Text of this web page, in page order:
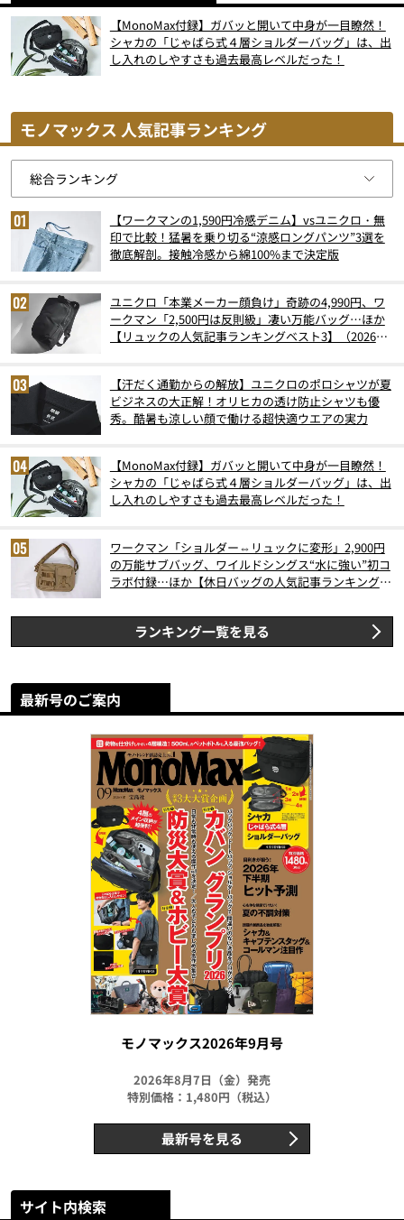
【MonoMax付録】ガバッと開いて中身が一目瞭然！
シャカの「じゃばら式４層ショルダーバッグ」は、出
し入れのしやすさも過去最高レベルだった！
モノマックス 人気記事ランキング
【ワークマンの1,590円冷感デニム】vsユニクロ・無
印で比較！猛暑を乗り切る“涼感ロングパンツ”3選を
徹底解剖。接触冷感から綿100%まで決定版
ユニクロ「本業メーカー顔負け」奇跡の4,990円、ワ
ークマン「2,500円は反則級」凄い万能バッグ…ほか
【リュックの人気記事ランキングベスト3】（2026年
【汗だく通勤からの解放】ユニクロのポロシャツが夏
ビジネスの大正解！オリヒカの透け防止シャツも優
秀。酷暑も涼しい顔で働ける超快適ウエアの実力
【MonoMax付録】ガバッと開いて中身が一目瞭然！
シャカの「じゃばら式４層ショルダーバッグ」は、出
し入れのしやすさも過去最高レベルだった！
ワークマン「ショルダー⇔リュックに変形」2,900円
の万能サブバッグ、ワイルドシングス“水に強い”初コ
ラボ付録…ほか【休日バッグの人気記事ランキングベ
ランキング一覧を見る
最新号のご案内
モノマックス2026年9月号
2026年8月7日（金）発売
特別価格：1,480円（税込）
最新号を見る
サイト内検索